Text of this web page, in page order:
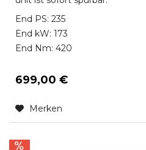
End PS: 235
End kW: 173
End Nm: 420
699,00 €
Merken